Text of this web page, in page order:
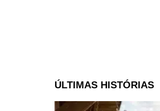
ÚLTIMAS HISTÓRIAS